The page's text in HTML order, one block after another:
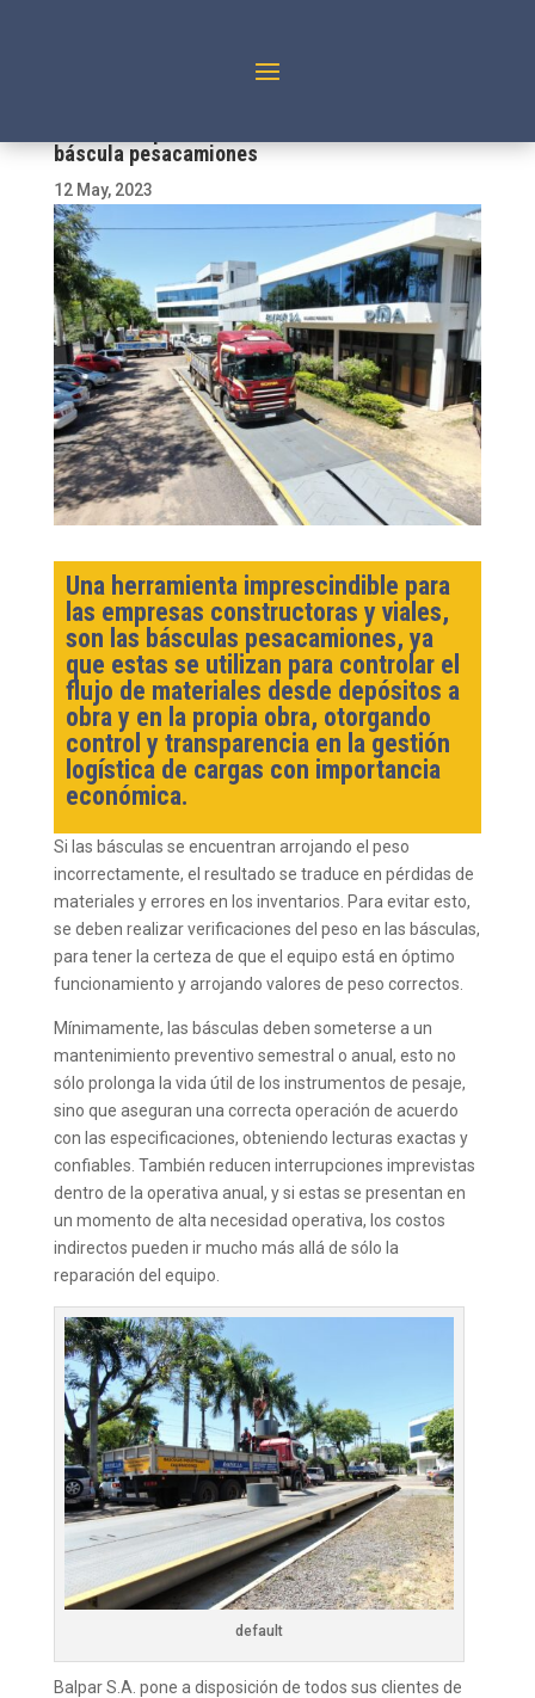
báscula pesacamiones
12 May, 2023
Una herramienta imprescindible para
las empresas constructoras y viales,
son las básculas pesacamiones, ya
que estas se utilizan para controlar el
flujo de materiales desde depósitos a
obra y en la propia obra, otorgando
control y transparencia en la gestión
logística de cargas con importancia
económica.
Si las básculas se encuentran arrojando el peso
incorrectamente, el resultado se traduce en pérdidas de
materiales y errores en los inventarios. Para evitar esto,
se deben realizar verificaciones del peso en las básculas,
para tener la certeza de que el equipo está en óptimo
funcionamiento y arrojando valores de peso correctos.
Mínimamente, las básculas deben someterse a un
mantenimiento preventivo semestral o anual, esto no
sólo prolonga la vida útil de los instrumentos de pesaje,
sino que aseguran una correcta operación de acuerdo
con las especificaciones, obteniendo lecturas exactas y
confiables. También reducen interrupciones imprevistas
dentro de la operativa anual, y si estas se presentan en
un momento de alta necesidad operativa, los costos
indirectos pueden ir mucho más allá de sólo la
reparación del equipo.
default
Balpar S.A. pone a disposición de todos sus clientes de